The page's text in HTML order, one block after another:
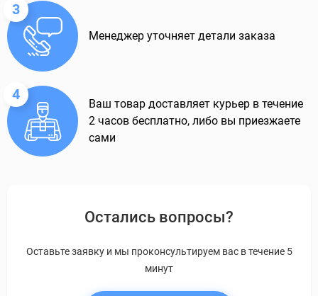
3
Менеджер уточняет детали заказа
4
Ваш товар доставляет курьер в течение
2 часов бесплатно, либо вы приезжаете
сами
Остались вопросы?
Оставьте заявку и мы проконсультируем вас в течение 5
минут